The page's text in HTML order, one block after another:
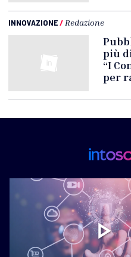
INNOVAZIONE/ Redazione
più
“I
per